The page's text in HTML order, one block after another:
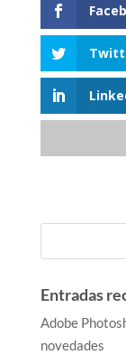
Entradas
Adobe
novedades